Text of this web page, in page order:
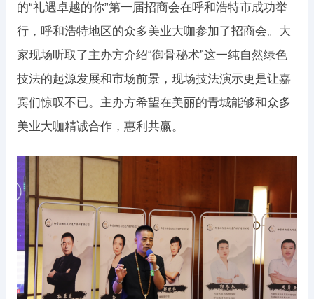
的“礼遇卓越的你”第一届招商会在呼和浩特市成功举
行，呼和浩特地区的众多美业大咖参加了招商会。大
家现场听取了主办方介绍“御骨秘术”这一纯自然绿色
技法的起源发展和市场前景，现场技法演示更是让嘉
宾们惊叹不已。主办方希望在美丽的青城能够和众多
美业大咖精诚合作，惠利共赢。